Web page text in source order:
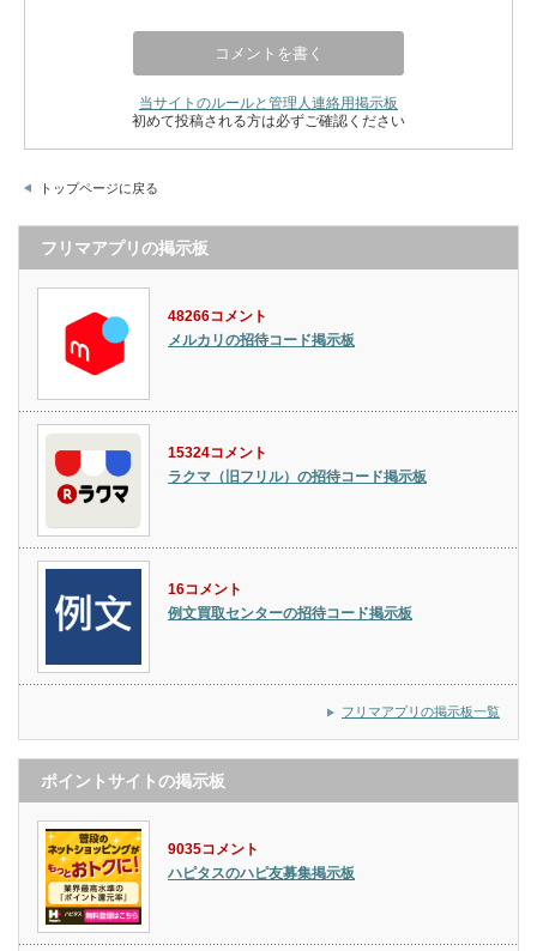
当サイトのルールと管理人連絡用掲示板
初めて投稿される方は必ずご確認ください
トップページに戻る
フリマアプリの掲示板
48266コメント
メルカリの招待コード掲示板
15324コメント
ラクマ（旧フリル）の招待コード掲示板
16コメント
例文買取センターの招待コード掲示板
フリマアプリの掲示板一覧
ポイントサイトの掲示板
9035コメント
ハピタスのハピ友募集掲示板